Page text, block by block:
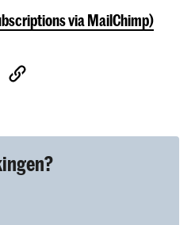
via MailChimp)